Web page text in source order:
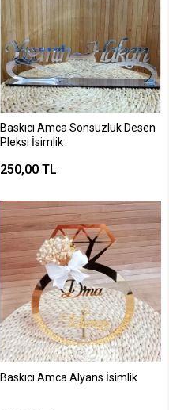
Baskıcı Amca Sonsuzluk Desen
Pleksi İsimlik
250,00 TL
Baskıcı Amca Alyans İsimlik